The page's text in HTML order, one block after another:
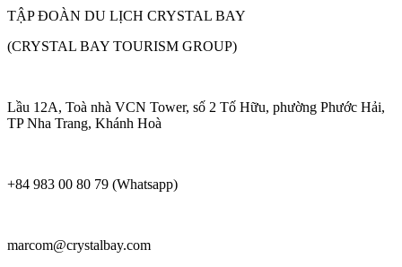
TẬP ĐOÀN DU LỊCH CRYSTAL BAY
(CRYSTAL BAY TOURISM GROUP)
Lầu 12A, Toà nhà VCN Tower, số 2 Tố Hữu, phường Phước Hải,
TP Nha Trang, Khánh Hoà
+84 983 00 80 79 (Whatsapp)
marcom@crystalbay.com